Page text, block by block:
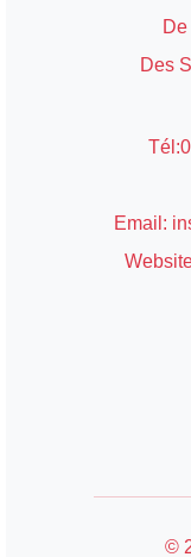
Des
Email:
©